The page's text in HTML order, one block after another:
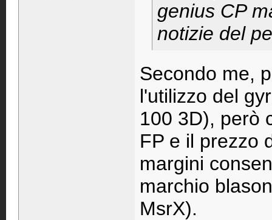
genius CP
notizie del
Secondo me,
l'utilizzo del
100 3D), però
FP e il prezzo
margini
marchio
MsrX).